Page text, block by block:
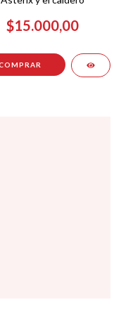
$15.000,00